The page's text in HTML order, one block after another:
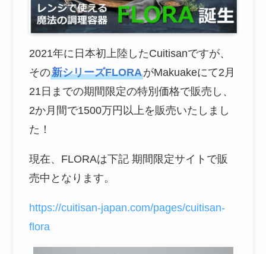
2021年に日本初上陸したCuitisanですが、
その新シリーズFLORAがMakuakeにて2月
21日までの期間限定の特別価格で販売し、
2か月間で1500万円以上を販売いたしまし
た！
現在、FLORAは下記 期間限定サイトで販
売中となります。
https://cuitisan-japan.com/pages/cuitisan-
flora